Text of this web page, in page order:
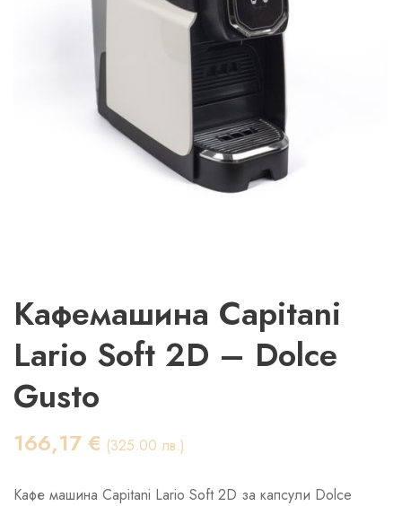
Кафемашина Capitani
Lario Soft 2D – Dolce
Gusto
166,17 € (325.00 лв.)
Kафе машина Capitani Lario Soft 2D за капсули Dolce